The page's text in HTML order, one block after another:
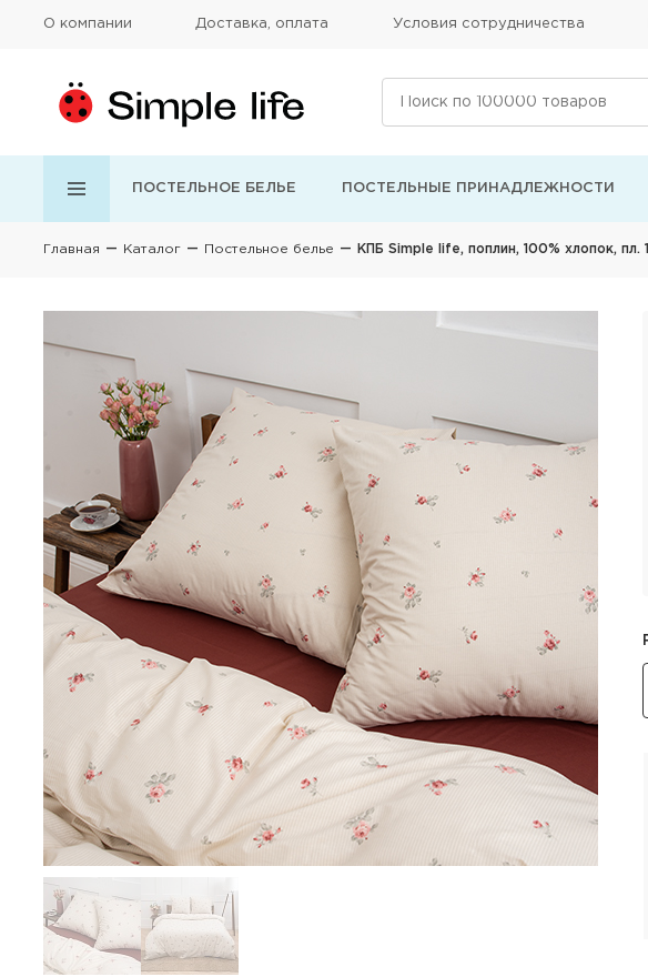
О компании Доставка, оплата Условия сотрудничества
ПОСТЕЛЬНОЕ БЕЛЬЕ ПОСТЕЛЬНЫЕ ПРИНАДЛЕЖНОСТИ
Главная Каталог Постельное белье КПБ Simple life, поплин, 100% хлопок, пл.